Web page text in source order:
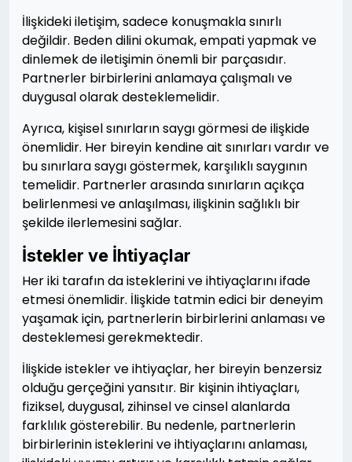
İlişkideki iletişim, sadece konuşmakla sınırlı
değildir. Beden dilini okumak, empati yapmak ve
dinlemek de iletişimin önemli bir parçasıdır.
Partnerler birbirlerini anlamaya çalışmalı ve
duygusal olarak desteklemelidir.
Ayrıca, kişisel sınırların saygı görmesi de ilişkide
önemlidir. Her bireyin kendine ait sınırları vardır ve
bu sınırlara saygı göstermek, karşılıklı saygının
temelidir. Partnerler arasında sınırların açıkça
belirlenmesi ve anlaşılması, ilişkinin sağlıklı bir
şekilde ilerlemesini sağlar.
İstekler ve İhtiyaçlar
Her iki tarafın da isteklerini ve ihtiyaçlarını ifade
etmesi önemlidir. İlişkide tatmin edici bir deneyim
yaşamak için, partnerlerin birbirlerini anlaması ve
desteklemesi gerekmektedir.
İlişkide istekler ve ihtiyaçlar, her bireyin benzersiz
olduğu gerçeğini yansıtır. Bir kişinin ihtiyaçları,
fiziksel, duygusal, zihinsel ve cinsel alanlarda
farklılık gösterebilir. Bu nedenle, partnerlerin
birbirlerinin isteklerini ve ihtiyaçlarını anlaması,